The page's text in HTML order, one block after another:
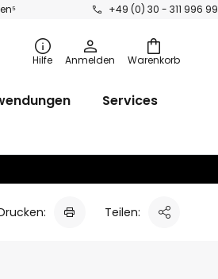
+49 (0) 30 - 311 996 99
Warenkorb
Hilfe Anmelden
Services
Teilen: